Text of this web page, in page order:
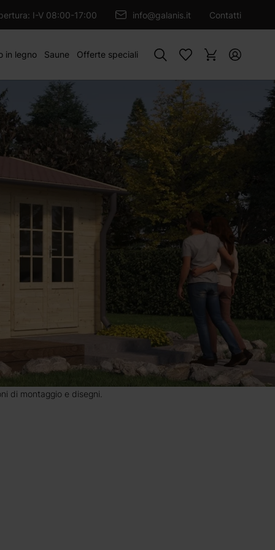
I-V 08:00-17:00 info@galanis.it
Contatti
Cercare
in legno Saune Offerte speciali
di montaggio e disegni.